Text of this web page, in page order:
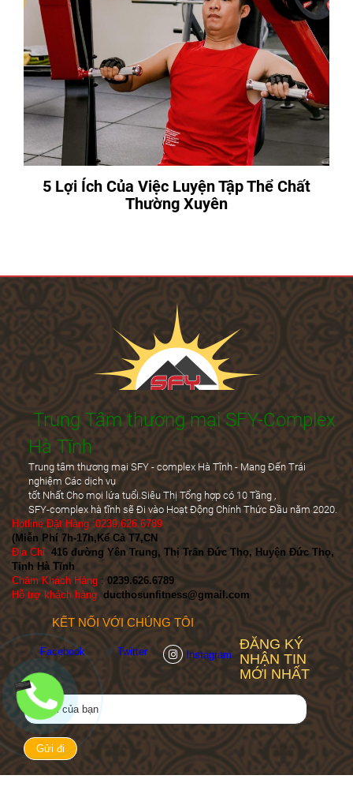
5 Lợi Ích Của Việc Luyện Tập Thể Chất
Thường Xuyên
Trung Tâm thương mại SFY-Complex
Hà Tĩnh
Trung tâm thương mại SFY - complex Hà Tĩnh - Mang Đến Trái
nghiệm Các dịch vụ
tốt Nhất Cho mọi lứa tuổi.Siêu Thị Tổng hợp có 10 Tầng ,
SFY-complex hà tĩnh sẽ Đi vào Hoạt Động Chính Thức Đầu năm 2020.
Hotline Đặt Hàng :0239.626.6789
(Miễn Phí 7h-17h,Kể Cả T7,CN
Địa Chỉ 416 đường Yên Trung, Thị Trấn Đức Thọ, Huyện Đức Thọ,
Tỉnh Hà Tĩnh
Chăm Khách Hàng : 0239.626.6789
Hỗ trợ khách hàng ducthosunfitness@gmail.com
KẾT NỐI VỚI CHÚNG TÔI
Facebook Twitter Instagram
ĐĂNG KÝ
NHẬN TIN
MỚI NHẤT